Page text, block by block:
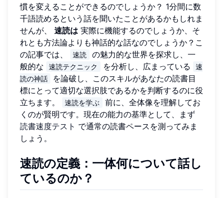
慣を変えることができるのでしょうか？ 1分間に数
千語読めるという話を聞いたことがあるかもしれま
せんが、 速読は 実際に機能するのでしょうか、そ
れとも方法論よりも神話的な話なのでしょうか？こ
の記事では、
速読
の魅力的な世界を探求し、一
般的な
速読テクニック を分析し、広まっている
速
読の神話
を論破し、このスキルがあなたの読書目
標にとって適切な選択肢であるかを判断するのに役
立ちます。
速読を学ぶ
前に、全体像を理解してお
くのが賢明です。現在の能力の基準として、まず
読書速度テスト で通常の読書ペースを測ってみま
しょう。
速読の定義：一体何について話し
ているのか？